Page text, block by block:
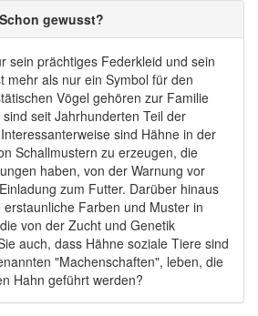
gewusst?
sein prächtiges Federkleid und sein
mehr als nur ein Symbol für den
Vögel gehören zur Familie
seit Jahrhunderten Teil der
sind Hähne in der
Schallmustern zu erzeugen, die
haben, von der Warnung vor
zum Futter. Darüber hinaus
Farben und Muster in
von der Zucht und Genetik
auch, dass Hähne soziale Tiere sind
"Machenschaften", leben, die
Hahn geführt werden?